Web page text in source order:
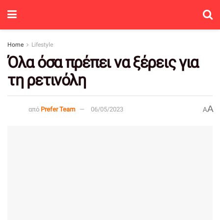
Home Lifestyle
Όλα όσα πρέπει να ξέρεις για
τη ρετινόλη
από Prefer Team 06/05/2023 AA